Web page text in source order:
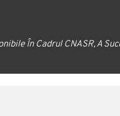
În Cadrul CNASR, A